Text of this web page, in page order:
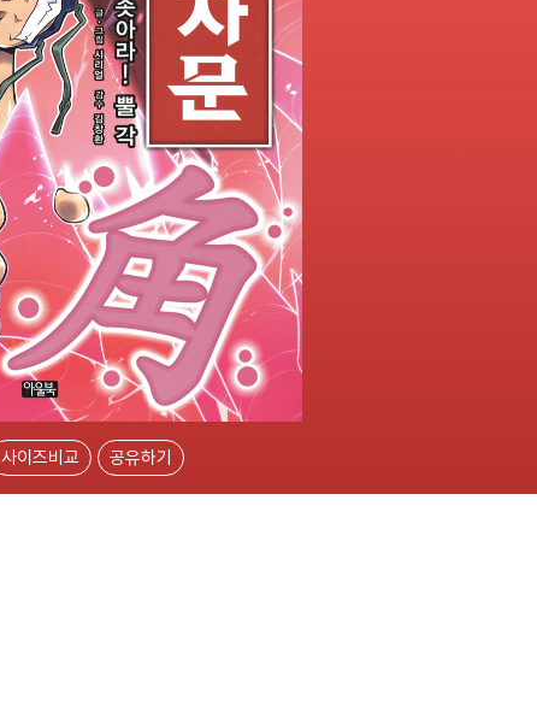
사이즈비교 공유하기